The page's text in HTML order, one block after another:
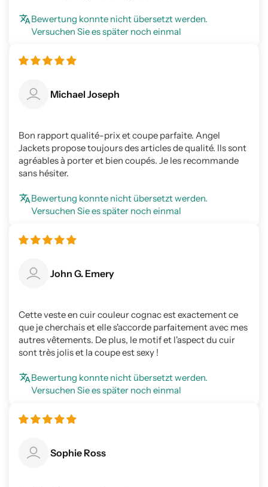
Bewertung konnte nicht übersetzt werden.
Versuchen Sie es später noch einmal
Michael Joseph
Bon rapport qualité-prix et coupe parfaite. Angel
Jackets propose toujours des articles de qualité. Ils sont
agréables à porter et bien coupés. Je les recommande
sans hésiter.
Bewertung konnte nicht übersetzt werden.
Versuchen Sie es später noch einmal
John G. Emery
Cette veste en cuir couleur cognac est exactement ce
que je cherchais et elle s'accorde parfaitement avec mes
autres vêtements. De plus, le motif et l'aspect du cuir
sont très jolis et la coupe est sexy !
Bewertung konnte nicht übersetzt werden.
Versuchen Sie es später noch einmal
Sophie Ross